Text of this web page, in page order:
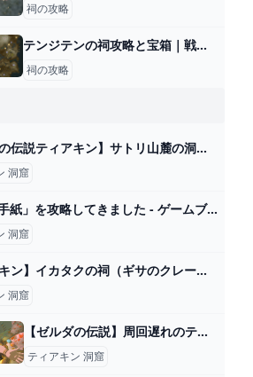
祠の攻略
テンジテンの祠攻略と宝箱｜戦いの教え 投げの極意
祠の攻略
【ゼルダの伝説ティアキン】サトリ山麓の洞窟(マヨイ） - YouTube
洞窟
「SOSの手紙」を攻略してきました - ゲームブログちゅこっと陽だまる
洞窟
【ティアキン】イカタクの祠（ギサのクレーターに眠る水晶）の場所と行き方【ティアーズオブザキングダム】 - ティアキン攻略Wiki Gamerch
洞窟
【ゼルダの伝説】周回遅れのティアキン Part127【TotK】 - ニコニコ動画
ティアキン 洞窟